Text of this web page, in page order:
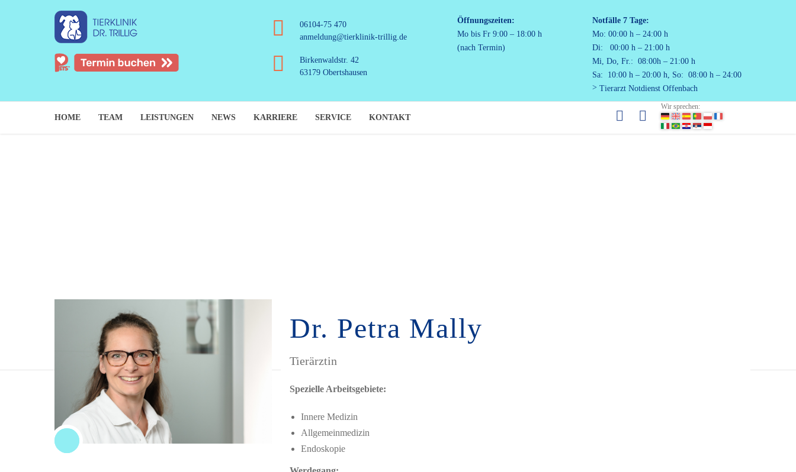
06104-75 470
anmeldung@tierklinik-trillig.de
Birkenwaldstr. 42
63179 Obertshausen
Öffnungszeiten:
Mo bis Fr 9:00 – 18:00 h
(nach Termin)
Notfälle 7 Tage:
Mo: 00:00 h – 24:00 h
Di: 00:00 h – 21:00 h
Mi, Do, Fr.: 08:00h – 21:00 h
Sa: 10:00 h – 20:00 h, So: 08:00 h – 24:00
Tierarzt Notdienst Offenbach
Wir sprechen:
HOME TEAM LEISTUNGEN NEWS KARRIERE SERVICE KONTAKT
Dr. Petra Mally
Tierärztin
Spezielle Arbeitsgebiete:
Innere Medizin
Allgemeinmedizin
Endoskopie